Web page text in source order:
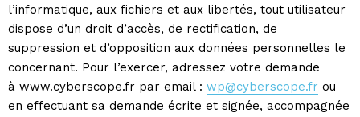
l’informatique, aux fichiers et aux libertés, tout utilisateur
dispose d’un droit d’accès, de rectification, de
suppression et d’opposition aux données personnelles le
concernant. Pour l’exercer, adressez votre demande
à www.cyberscope.fr par email : wp@cyberscope.fr ou
en effectuant sa demande écrite et signée, accompagnée